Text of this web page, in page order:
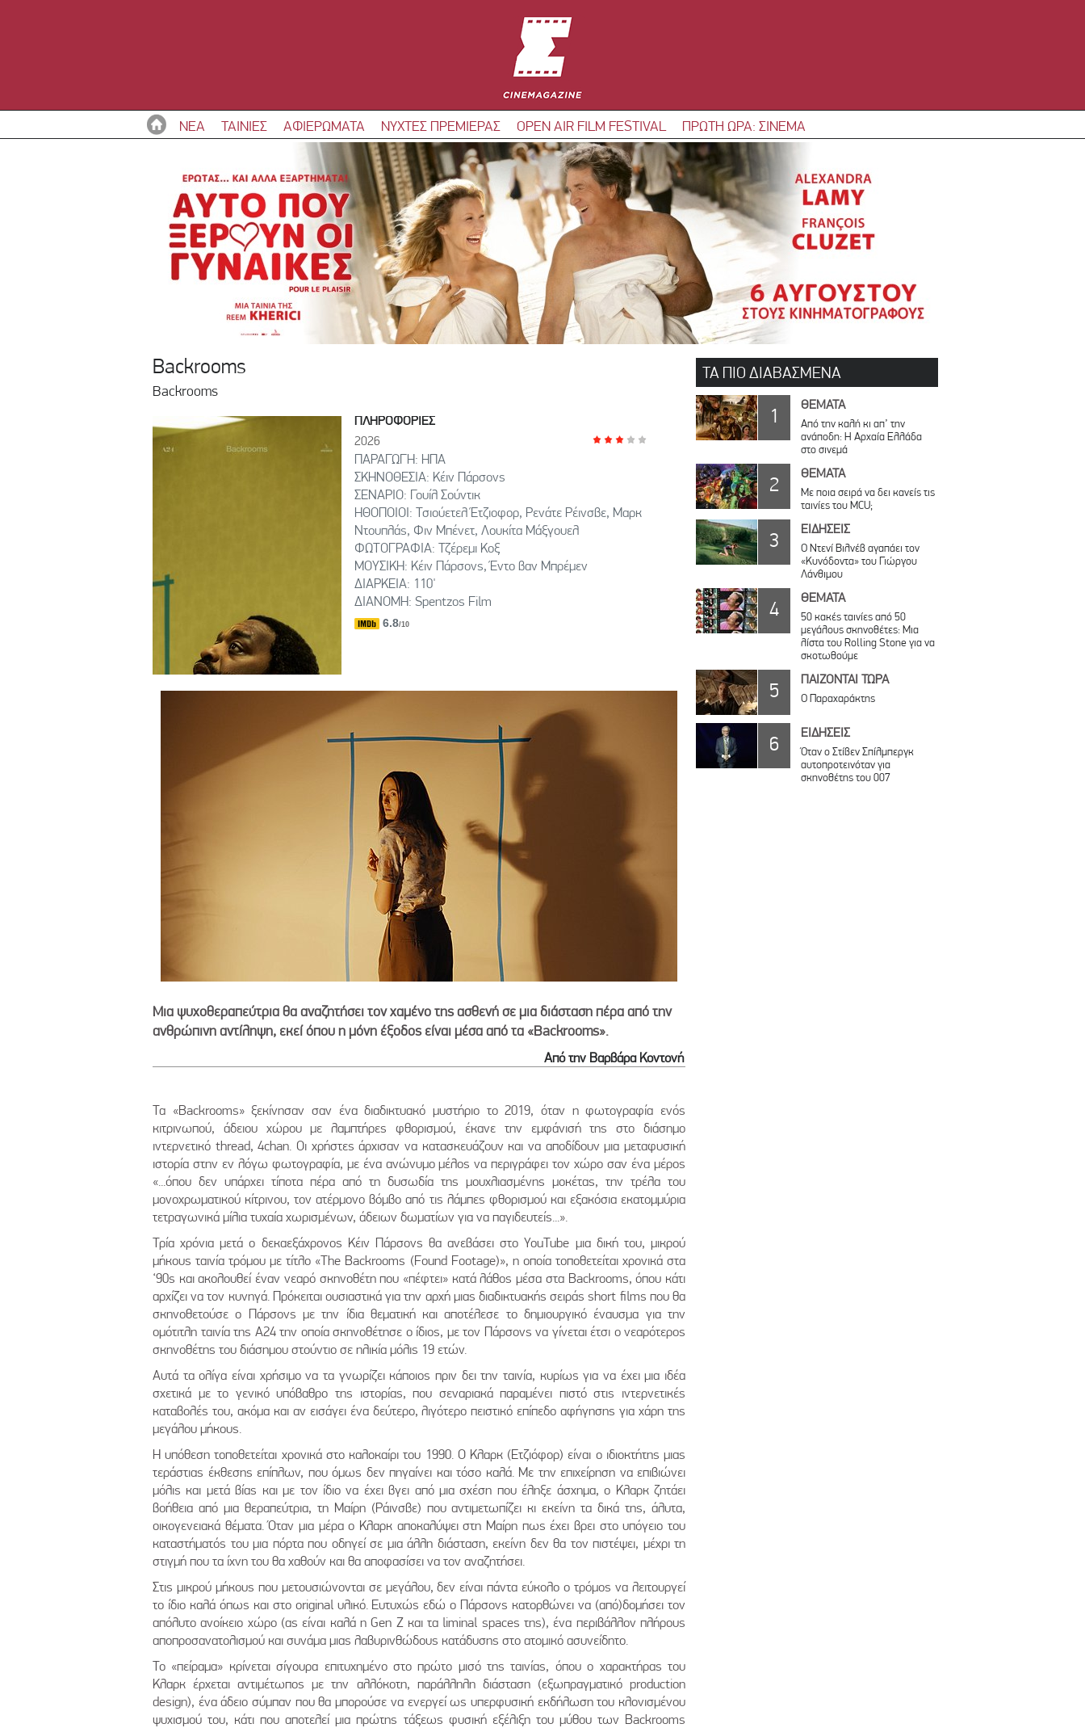
ΝΕΑ ΤΑΙΝΙΕΣ ΑΦΙΕΡΩΜΑΤΑ ΝΥΧΤΕΣ ΠΡΕΜΙΕΡΑΣ OPEN AIR FILM FESTIVAL ΠΡΩΤΗ ΩΡΑ: ΣΙΝΕΜΑ
Backrooms
Backrooms
ΠΛΗΡΟΦΟΡΙΕΣ
2026
ΠΑΡΑΓΩΓΗ: HΠΑ
ΣΚΗΝΟΘΕΣΙΑ: Κέιν Πάρσονς
ΣΕΝΑΡΙΟ: Γουίλ Σούντικ
ΗΘΟΠΟΙΟΙ: Τσιούετελ Έτζιοφορ, Ρενάτε Ρέινσβε, Μαρκ
Ντουπλάς, Φιν Μπένετ, Λουκίτα Μάξγουελ
ΦΩΤΟΓΡΑΦΙΑ: Τζέρεμι Κοξ
ΜΟΥΣΙΚΗ: Κέιν Πάρσονς, Έντο βαν Μπρέμεν
ΔΙΑΡΚΕΙΑ: 110'
ΔΙΑΝΟΜΗ: Spentzos Film
6.8/10
Μια ψυχοθεραπεύτρια θα αναζητήσει τον χαμένο της ασθενή σε μια διάσταση πέρα από την
ανθρώπινη αντίληψη, εκεί όπου η μόνη έξοδος είναι μέσα από τα «Backrooms».
Από την Βαρβάρα Κοντονή
Τα «Backrooms» ξεκίνησαν σαν ένα διαδικτυακό μυστήριο το 2019, όταν η φωτογραφία ενός
κιτρινωπού, άδειου χώρου με λαμπτήρες φθορισμού, έκανε την εμφάνισή της στο διάσημο
ιντερνετικό thread, 4chan. Οι χρήστες άρχισαν να κατασκευάζουν και να αποδίδουν μια μεταφυσική
ιστορία στην εν λόγω φωτογραφία, με ένα ανώνυμο μέλος να περιγράφει τον χώρο σαν ένα μέρος
«...όπου δεν υπάρχει τίποτα πέρα από τη δυσωδία της μουχλιασμένης μοκέτας, την τρέλα του
μονοχρωματικού κίτρινου, τον ατέρμονο βόμβο από τις λάμπες φθορισμού και εξακόσια εκατομμύρια
τετραγωνικά μίλια τυχαία χωρισμένων, άδειων δωματίων για να παγιδευτείς...».
Τρία χρόνια μετά ο δεκαεξάχρονος Κέιν Πάρσονς θα ανεβάσει στο YouTube μια δική του, μικρού
μήκους ταινία τρόμου με τίτλο «The Backrooms (Found Footage)», η οποία τοποθετείται χρονικά στα
‘90s και ακολουθεί έναν νεαρό σκηνοθέτη που «πέφτει» κατά λάθος μέσα στα Backrooms, όπου κάτι
αρχίζει να τον κυνηγά. Πρόκειται ουσιαστικά για την αρχή μιας διαδικτυακής σειράς short films που θα
σκηνοθετούσε ο Πάρσονς με την ίδια θεματική και αποτέλεσε το δημιουργικό έναυσμα για την
ομότιτλη ταινία της Α24 την οποία σκηνοθέτησε ο ίδιος, με τον Πάρσονς να γίνεται έτσι ο νεαρότερος
σκηνοθέτης του διάσημου στούντιο σε ηλικία μόλις 19 ετών.
Αυτά τα ολίγα είναι χρήσιμο να τα γνωρίζει κάποιος πριν δει την ταινία, κυρίως για να έχει μια ιδέα
σχετικά με το γενικό υπόβαθρο της ιστορίας, που σεναριακά παραμένει πιστό στις ιντερνετικές
καταβολές του, ακόμα και αν εισάγει ένα δεύτερο, λιγότερο πειστικό επίπεδο αφήγησης για χάρη της
μεγάλου μήκους.
Η υπόθεση τοποθετείται χρονικά στο καλοκαίρι του 1990. Ο Κλαρκ (Ετζιόφορ) είναι ο ιδιοκτήτης μιας
τεράστιας έκθεσης επίπλων, που όμως δεν πηγαίνει και τόσο καλά. Με την επιχείρηση να επιβιώνει
μόλις και μετά βίας και με τον ίδιο να έχει βγει από μια σχέση που έληξε άσχημα, ο Κλαρκ ζητάει
βοήθεια από μια θεραπεύτρια, τη Μαίρη (Ράινσβε) που αντιμετωπίζει κι εκείνη τα δικά της, άλυτα,
οικογενειακά θέματα. Όταν μια μέρα ο Κλαρκ αποκαλύψει στη Μαίρη πως έχει βρει στο υπόγειο του
καταστήματός του μια πόρτα που οδηγεί σε μια άλλη διάσταση, εκείνη δεν θα τον πιστέψει, μέχρι τη
στιγμή που τα ίχνη του θα χαθούν και θα αποφασίσει να τον αναζητήσει.
Στις μικρού μήκους που μετουσιώνονται σε μεγάλου, δεν είναι πάντα εύκολο ο τρόμος να λειτουργεί
το ίδιο καλά όπως και στο original υλικό. Ευτυχώς εδώ ο Πάρσονς κατορθώνει να (από)δομήσει τον
απόλυτο ανοίκειο χώρο (ας είναι καλά η Gen Z και τα liminal spaces της), ένα περιβάλλον πλήρους
αποπροσανατολισμού και συνάμα μιας λαβυρινθώδους κατάδυσης στο ατομικό ασυνείδητο.
Το «πείραμα» κρίνεται σίγουρα επιτυχημένο στο πρώτο μισό της ταινίας, όπου ο χαρακτήρας του
Κλαρκ έρχεται αντιμέτωπος με την αλλόκοτη, παράλληλη διάσταση (εξωπραγματικό production
design), ένα άδειο σύμπαν που θα μπορούσε να ενεργεί ως υπερφυσική εκδήλωση του κλονισμένου
ψυχισμού του, κάτι που αποτελεί μια πρώτης τάξεως φυσική εξέλιξη του μύθου των Backrooms
ΤΑ ΠΙΟ ΔΙΑΒΑΣΜΕΝΑ
1 ΘΕΜΑΤΑ
Από την καλή κι απ’ την
ανάποδη: Η Αρχαία Ελλάδα
στο σινεμά
2 ΘΕΜΑΤΑ
Με ποια σειρά να δει κανείς τις
ταινίες του MCU;
3 ΕΙΔΗΣΕΙΣ
Ο Ντενί Βιλνέβ αγαπάει τον
«Κυνόδοντα» του Γιώργου
Λάνθιμου
4 ΘΕΜΑΤΑ
50 κακές ταινίες από 50
μεγάλους σκηνοθέτες: Μια
λίστα του Rolling Stone για να
σκοτωθούμε
5 ΠΑΙΖΟΝΤΑΙ ΤΩΡΑ
Ο Παραχαράκτης
6 ΕΙΔΗΣΕΙΣ
Όταν ο Στίβεν Σπίλμπεργκ
αυτοπροτεινόταν για
σκηνοθέτης του 007